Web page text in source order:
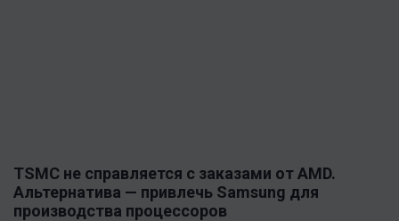
TSMC не справляется с заказами от AMD.
Альтернатива — привлечь Samsung для
производства процессоров